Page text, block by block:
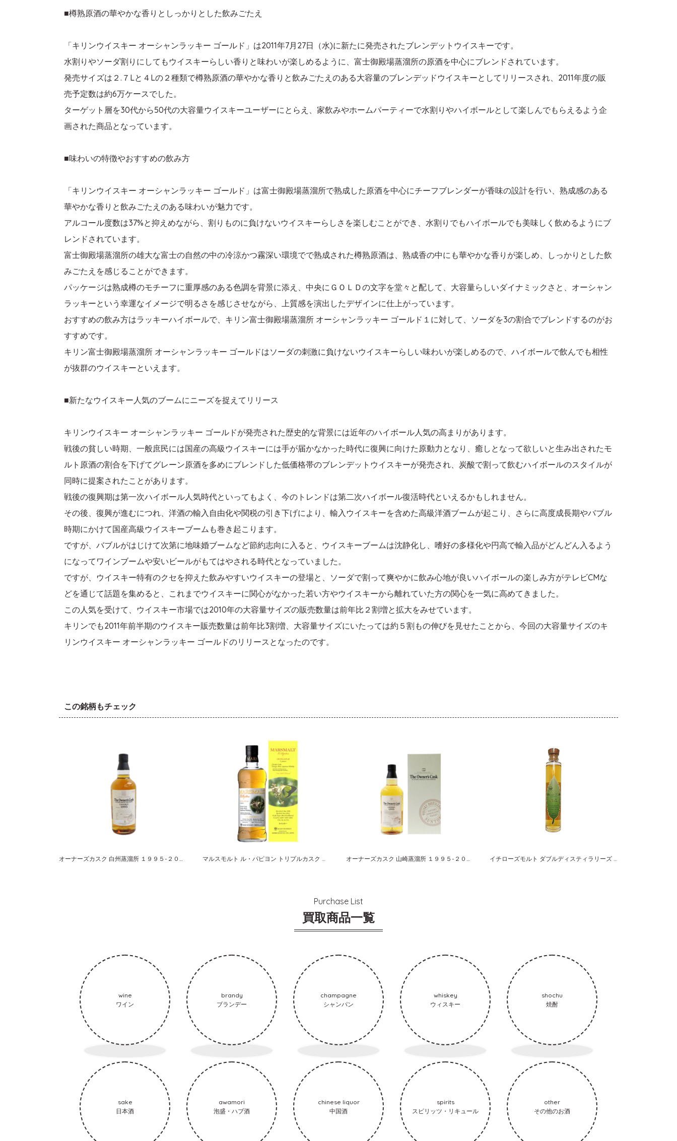
■樽熟原酒の華やかな香りとしっかりとした飲みごたえ
「キリンウイスキー オーシャンラッキー ゴールド」は2011年7月27日（水)に新たに発売されたブレンデットウイスキーです。
水割りやソーダ割りにしてもウイスキーらしい香りと味わいが楽しめるように、富士御殿場蒸溜所の原酒を中心にブレンドされています。
発売サイズは２.７Lと４Lの２種類で樽熟原酒の華やかな香りと飲みごたえのある大容量のブレンデッドウイスキーとしてリリースされ、2011年度の販
売予定数は約6万ケースでした。
ターゲット層を30代から50代の大容量ウイスキーユーザーにとらえ、家飲みやホームパーティーで水割りやハイボールとして楽しんでもらえるよう企
画された商品となっています。
■味わいの特徴やおすすめの飲み方
「キリンウイスキー オーシャンラッキー ゴールド」は富士御殿場蒸溜所で熟成した原酒を中心にチーフブレンダーが香味の設計を行い、熟成感のある
華やかな香りと飲みごたえのある味わいが魅力です。
アルコール度数は37%と抑えめながら、割りものに負けないウイスキーらしさを楽しむことができ、水割りでもハイボールでも美味しく飲めるようにブ
レンドされています。
富士御殿場蒸溜所の雄大な富士の自然の中の冷涼かつ霧深い環境でで熟成された樽熟原酒は、熟成香の中にも華やかな香りが楽しめ、しっかりとした飲
みごたえを感じることができます。
パッケージは熟成樽のモチーフに重厚感のある色調を背景に添え、中央にＧＯＬＤの文字を堂々と配して、大容量らしいダイナミックさと、オーシャン
ラッキーという幸運なイメージで明るさを感じさせながら、上質感を演出したデザインに仕上がっています。
おすすめの飲み方はラッキーハイボールで、キリン富士御殿場蒸溜所 オーシャンラッキー ゴールド１に対して、ソーダを3の割合でブレンドするのがお
すすめです。
キリン富士御殿場蒸溜所 オーシャンラッキー ゴールドはソーダの刺激に負けないウイスキーらしい味わいが楽しめるので、ハイボールで飲んでも相性
が抜群のウイスキーといえます。
■新たなウイスキー人気のブームにニーズを捉えてリリース
キリンウイスキー オーシャンラッキー ゴールドが発売された歴史的な背景には近年のハイボール人気の高まりがあります。
戦後の貧しい時期、一般庶民には国産の高級ウイスキーには手が届かなかった時代に復興に向けた原動力となり、癒しとなって欲しいと生み出されたモ
ルト原酒の割合を下げてグレーン原酒を多めにブレンドした低価格帯のブレンデットウイスキーが発売され、炭酸で割って飲むハイボールのスタイルが
同時に提案されたことがあります。
戦後の復興期は第一次ハイボール人気時代といってもよく、今のトレンドは第二次ハイボール復活時代といえるかもしれません。
その後、復興が進むにつれ、洋酒の輸入自由化や関税の引き下げにより、輸入ウイスキーを含めた高級洋酒ブームが起こり、さらに高度成長期やバブル
時期にかけて国産高級ウイスキーブームも巻き起こります。
ですが、バブルがはじけて次第に地味婚ブームなど節約志向に入ると、ウイスキーブームは沈静化し、嗜好の多様化や円高で輸入品がどんどん入るよう
になってワインブームや安いビールがもてはやされる時代となっていました。
ですが、ウイスキー特有のクセを抑えた飲みやすいウイスキーの登場と、ソーダで割って爽やかに飲み心地が良いハイボールの楽しみ方がテレビCMな
どを通じて話題を集めると、これまでウイスキーに関心がなかった若い方やウイスキーから離れていた方の関心を一気に高めてきました。
この人気を受けて、ウイスキー市場では2010年の大容量サイズの販売数量は前年比２割増と拡大をみせています。
キリンでも2011年前半期のウイスキー販売数量は前年比3割増、大容量サイズにいたっては約５割もの伸びを見せたことから、今回の大容量サイズのキ
リンウイスキー オーシャンラッキー ゴールドのリリースとなったのです。
この銘柄もチェック
オーナーズカスク 白州蒸溜所 １９９５-２００７ ホグスヘッド サントリーシングルカスクウイスキー マルスモルト ル・パピヨン トリプルカスク ミヤマモンキチョウ オーナーズカスク 山崎蒸溜所 １９９５-２００８ ホグスヘッド サントリーシングルカスクウイスキー イチローズモルト ダブルディスティラリーズ リーフラベル ２００ｍｌ
Purchase List
買取商品一覧
wine
ワイン
brandy
ブランデー
champagne
シャンパン
whiskey
ウィスキー
shochu
焼酎
sake
日本酒
awamori
泡盛・ハブ酒
chinese liquor
中国酒
spirits
スピリッツ・リキュール
other
その他のお酒